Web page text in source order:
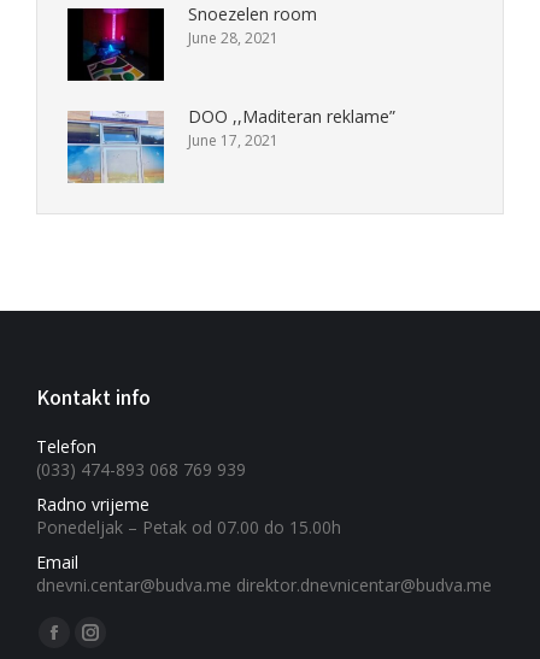
Snoezelen room
June 28, 2021
DOO ,,Maditeran reklame”
June 17, 2021
Kontakt info
Telefon
(033) 474-893 068 769 939
Radno vrijeme
Ponedeljak – Petak od 07.00 do 15.00h
Email
dnevni.centar@budva.me direktor.dnevnicentar@budva.me
Find us on:
FacebookInstagram